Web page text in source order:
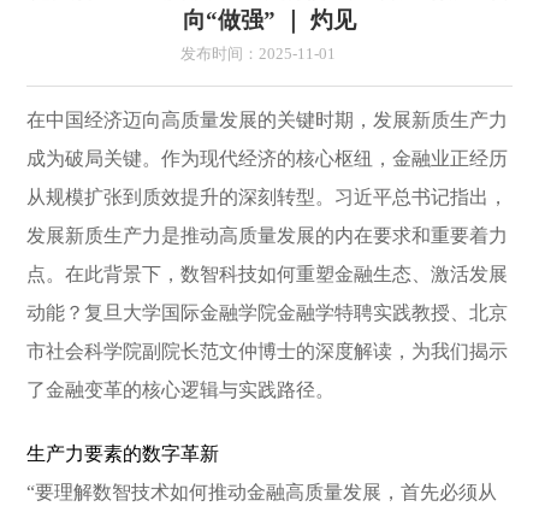
向“做强” ｜ 灼见
发布时间：2025-11-01
在中国经济迈向高质量发展的关键时期，发展新质生产力
成为破局关键。作为现代经济的核心枢纽，金融业正经历
从规模扩张到质效提升的深刻转型。习近平总书记指出，
发展新质生产力是推动高质量发展的内在要求和重要着力
点。在此背景下，数智科技如何重塑金融生态、激活发展
动能？复旦大学国际金融学院金融学特聘实践教授、北京
市社会科学院副院长范文仲博士的深度解读，为我们揭示
了金融变革的核心逻辑与实践路径。
生产力要素的数字革新
“要理解数智技术如何推动金融高质量发展，首先必须从